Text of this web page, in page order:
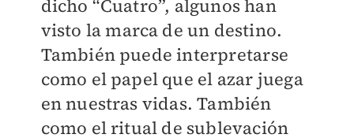
dicho “Cuatro”, algunos han
visto la marca de un destino.
También puede interpretarse
como el papel que el azar juega
en nuestras vidas. También
como el ritual de sublevación